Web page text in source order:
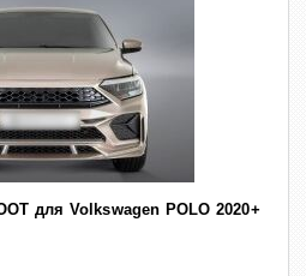
для Volkswagen POLO 2020+